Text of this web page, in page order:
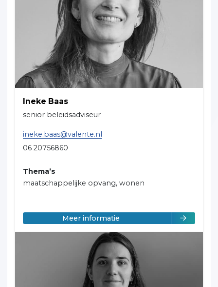
Ineke Baas
senior beleidsadviseur
ineke.baas@valente.nl
06 20756860
Thema’s
maatschappelijke opvang, wonen
Meer informatieover Ineke Baas